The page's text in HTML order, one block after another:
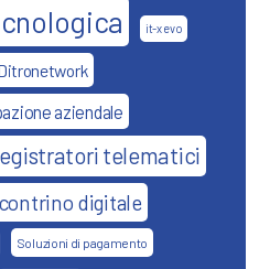
it-x evo
aziendale
telematici
digitale
Soluzioni di pagamento